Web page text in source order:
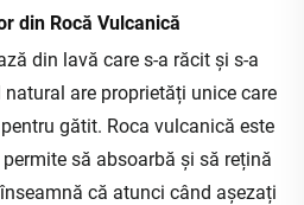
din Rocă Vulcanică
din lavă care s-a răcit și s-a
are proprietăți unice care
gătit. Roca vulcanică este
să absoarbă și să rețină
că atunci când așezați